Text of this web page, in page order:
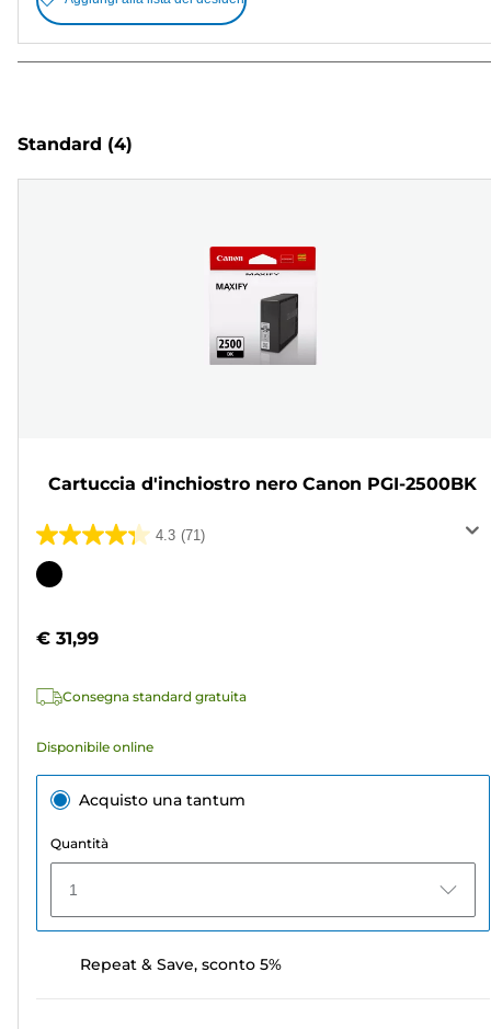
Standard (4)
Cartuccia d'inchiostro nero Canon PGI-2500BK
4.3 (71)
4.3
su
71
Cartuccia
colori
€ 31,99
Consegna standard gratuita
Disponibile online
Acquisto una tantum
Quantità
1
Repeat & Save, sconto 5%